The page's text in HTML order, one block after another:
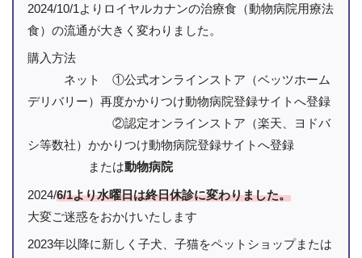
2024/10/1よりロイヤルカナンの治療食（動物病院用療法
食）の流通が大きく変わりました。
購入方法
ネット ①公式オンラインストア（ベッツホーム
デリバリー）再度かかりつけ動物病院登録サイトへ登録
②認定オンラインストア（楽天、ヨドバ
シ等数社）かかりつけ動物病院登録サイトへ登録
または動物病院
2024/6/1より水曜日は終日休診に変わりました。
大変ご迷惑をおかけいたします
2023年以降に新しく子犬、子猫をペットショップまたは